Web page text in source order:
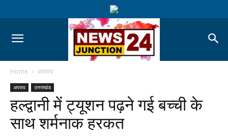
Home अपराध
अपराध उत्तराखंड
हल्द्वानी में ट्यूशन पढ़ने गई बच्ची के
साथ शर्मनाक हरकत